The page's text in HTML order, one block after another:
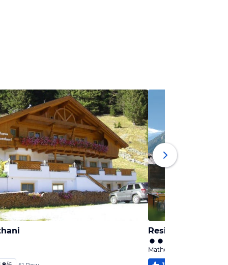
Residenz Glöckner
Mathon, Tirol